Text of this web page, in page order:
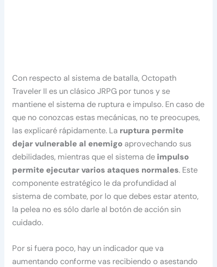
Con respecto al sistema de batalla, Octopath
Traveler II es un clásico JRPG por tunos y se
mantiene el sistema de ruptura e impulso. En caso de
que no conozcas estas mecánicas, no te preocupes,
las explicaré rápidamente. La ruptura permite
dejar vulnerable al enemigo aprovechando sus
debilidades, mientras que el sistema de impulso
permite ejecutar varios ataques normales. Este
componente estratégico le da profundidad al
sistema de combate, por lo que debes estar atento,
la pelea no es sólo darle al botón de acción sin
cuidado.
Por si fuera poco, hay un indicador que va
aumentando conforme vas recibiendo o asestando